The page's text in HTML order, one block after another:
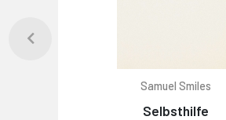
Samuel Smiles
Selbsthilfe